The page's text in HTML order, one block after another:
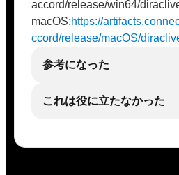
accord/release/win64/
macOS:https://
ccord/release/macOS/
参考になった
これは役に立たなかった